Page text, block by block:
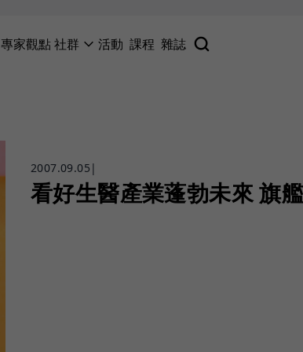
專家觀點社群 活動 課程 雜誌
2007.09.05 |
看好生醫產業蓬勃未來 旗